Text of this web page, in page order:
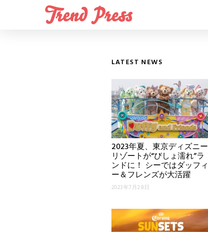
LATEST NEWS
2023年夏、東京ディズニー
リゾートが“びしょ濡れ”ラ
ンドに！ シーではダッフィ
ー＆フレンズが大活躍
2023年7月28日